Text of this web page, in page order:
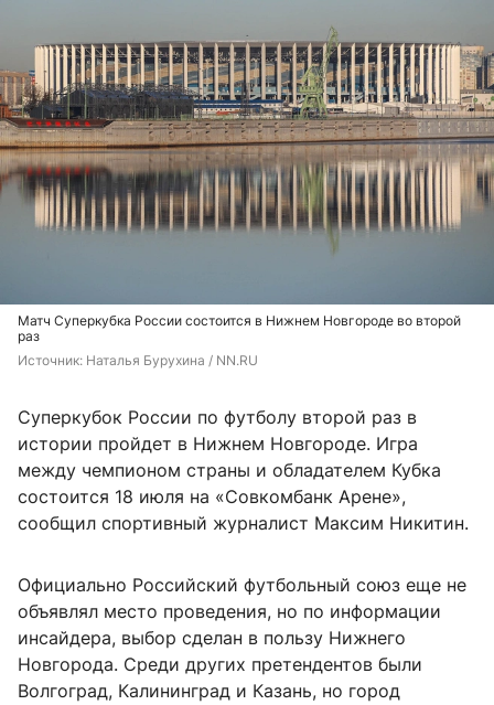
Матч Суперкубка России состоится в Нижнем Новгороде во второй
раз
Источник: Наталья Бурухина / NN.RU
Суперкубок России по футболу второй раз в
истории пройдет в Нижнем Новгороде. Игра
между чемпионом страны и обладателем Кубка
состоится 18 июля на «Совкомбанк Арене»,
сообщил спортивный журналист Максим Никитин.
Официально Российский футбольный союз еще не
объявлял место проведения, но по информации
инсайдера, выбор сделан в пользу Нижнего
Новгорода. Среди других претендентов были
Волгоград, Калининград и Казань, но город